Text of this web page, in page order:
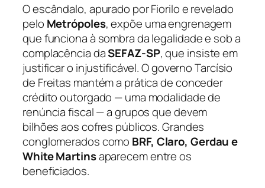
O escândalo, apurado por Fiorilo e revelado
pelo Metrópoles, expõe uma engrenagem
que funciona à sombra da legalidade e sob a
complacência daSEFAZ-SP, que insiste em
justificar o injustificável. O governo Tarcísio
de Freitas mantém a prática de conceder
crédito outorgado — uma modalidade de
renúncia fiscal — a grupos que devem
bilhões aos cofres públicos. Grandes
conglomerados como BRF, Claro, Gerdau e
White Martinsaparecem entre os
beneficiados.